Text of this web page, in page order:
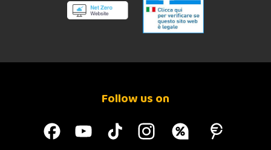
Follow us on